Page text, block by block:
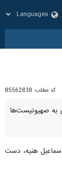
کد مطلب: 85562838
به صهیونیست‌ها
هنیه، دست